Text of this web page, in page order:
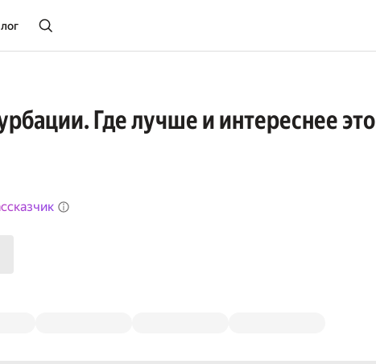
Где лучше и интереснее это